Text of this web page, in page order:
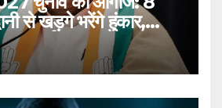
से खड़गे भरेंगे हुंकार,
प्रदर्शन